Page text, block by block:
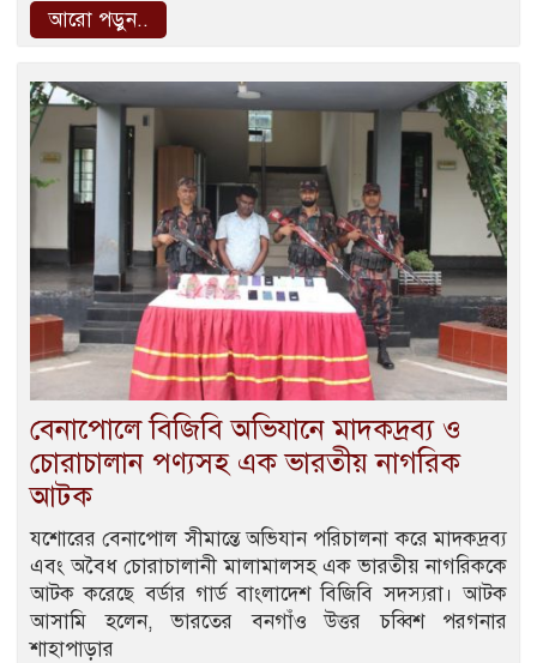
আরো পড়ুন..
বেনাপোলে বিজিবি অভিযানে মাদকদ্রব্য ও
চোরাচালান পণ্যসহ এক ভারতীয় নাগরিক
আটক
যশোরের বেনাপোল সীমান্তে অভিযান পরিচালনা করে মাদকদ্রব্য
এবং অবৈধ চোরাচালানী মালামালসহ এক ভারতীয় নাগরিককে
আটক করেছে বর্ডার গার্ড বাংলাদেশ বিজিবি সদস্যরা। আটক
আসামি হলেন, ভারতের বনগাঁও উত্তর চব্বিশ পরগনার
শাহাপাড়ার